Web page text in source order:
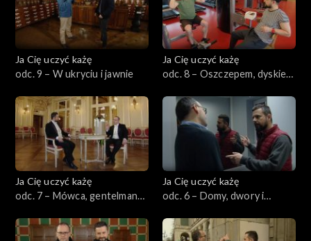
Ja Cię uczyć każę
odc. 9 – W ukryciu i jawnie
Ja Cię uczyć każę
odc. 8 – Oszczepem, dyskiem
Ja Cię uczyć każę
odc. 7 – Mówca, gentelman
Ja Cię uczyć każę
odc. 6 – Domy, dwory i